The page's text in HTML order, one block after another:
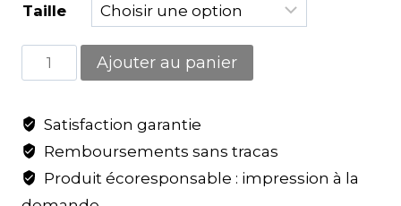
Taille
Ajouter au panier
Satisfaction garantie
Remboursements sans tracas
Produit écoresponsable : impression à la